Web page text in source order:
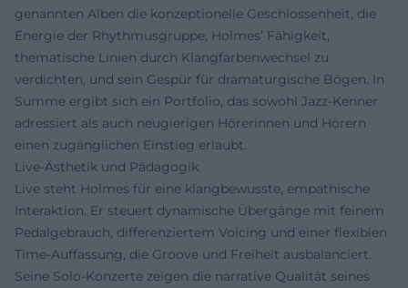
genannten Alben die konzeptionelle Geschlossenheit, die
Energie der Rhythmusgruppe, Holmes’ Fähigkeit,
thematische Linien durch Klangfarbenwechsel zu
verdichten, und sein Gespür für dramaturgische Bögen. In
Summe ergibt sich ein Portfolio, das sowohl Jazz‑Kenner
adressiert als auch neugierigen Hörerinnen und Hörern
einen zugänglichen Einstieg erlaubt.
Live‑Ästhetik und Pädagogik
Live steht Holmes für eine klangbewusste, empathische
Interaktion. Er steuert dynamische Übergänge mit feinem
Pedalgebrauch, differenziertem Voicing und einer flexiblen
Time‑Auffassung, die Groove und Freiheit ausbalanciert.
Seine Solo‑Konzerte zeigen die narrative Qualität seines